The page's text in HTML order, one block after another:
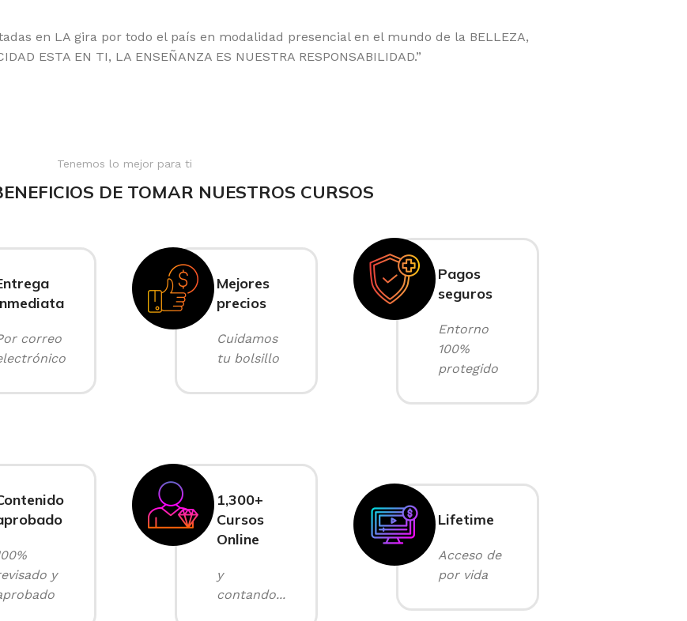
en LA gira por todo el país en modalidad presencial en el mundo de la BELLEZA,
ESTA EN TI, LA ENSEÑANZA ES NUESTRA RESPONSABILIDAD.”
Tenemos lo mejor para ti
DE TOMAR NUESTROS CURSOS
correo
Mejores
precios
Cuidamos
tu bolsillo
Pagos
seguros
Entorno
100%
protegido
y
1,300+
Cursos
Online
y
contando...
Lifetime
Acceso de
por vida